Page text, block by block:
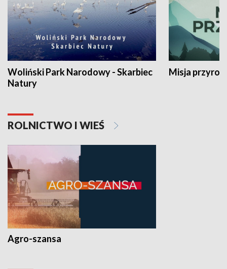
Woliński Park Narodowy - Skarbiec
Natury
Misja
ROLNICTWO I WIEŚ
Agro-szansa